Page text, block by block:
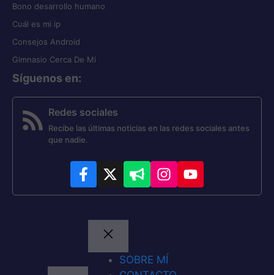
Bono desarrollo humano
Cuál es mi ip
Consejos Android
Gimnasio Cerca De Mi
Síguenos en:
Redes sociales
Recibe las últimas noticias en las redes sociales antes
que nadie.
SOBRE MÍ